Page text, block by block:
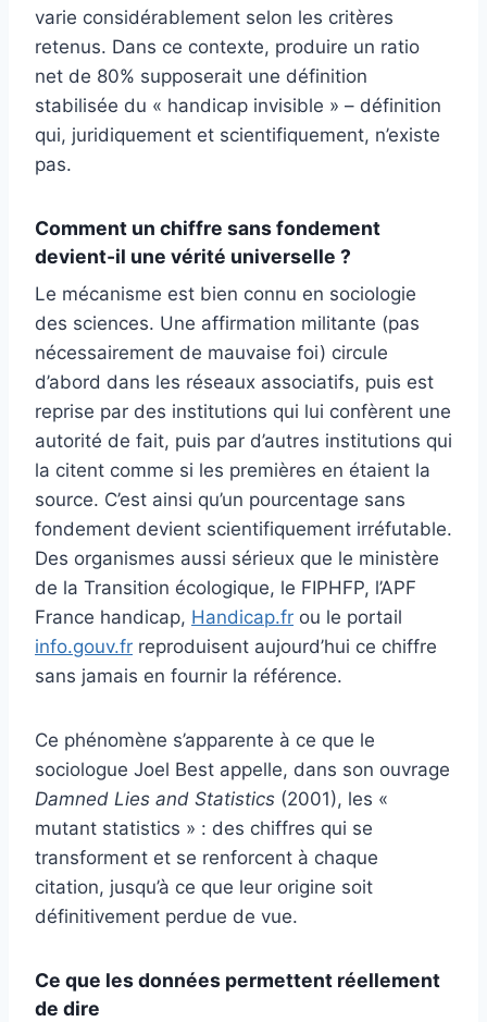
varie considérablement selon les critères
retenus. Dans ce contexte, produire un ratio
net de 80% supposerait une définition
stabilisée du « handicap invisible » – définition
qui, juridiquement et scientifiquement, n’existe
pas.
Comment un chiffre sans fondement
devient-il une vérité universelle ?
Le mécanisme est bien connu en sociologie
des sciences. Une affirmation militante (pas
nécessairement de mauvaise foi) circule
d’abord dans les réseaux associatifs, puis est
reprise par des institutions qui lui confèrent une
autorité de fait, puis par d’autres institutions qui
la citent comme si les premières en étaient la
source. C’est ainsi qu’un pourcentage sans
fondement devient scientifiquement irréfutable.
Des organismes aussi sérieux que le ministère
de la Transition écologique, le FIPHFP, l’APF
France handicap, Handicap.fr ou le portail
info.gouv.fr reproduisent aujourd’hui ce chiffre
sans jamais en fournir la référence.
Ce phénomène s’apparente à ce que le
sociologue Joel Best appelle, dans son ouvrage
Damned Lies and Statistics (2001), les «
mutant statistics » : des chiffres qui se
transforment et se renforcent à chaque
citation, jusqu’à ce que leur origine soit
définitivement perdue de vue.
Ce que les données permettent réellement
de dire